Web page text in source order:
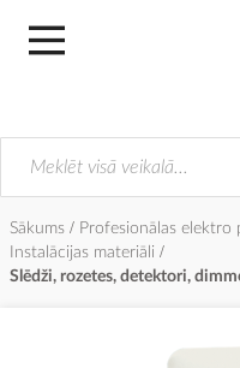
Sākums
Profesionālas elektro
Instalācijas materiāli
Slēdži, rozetes, detektori,